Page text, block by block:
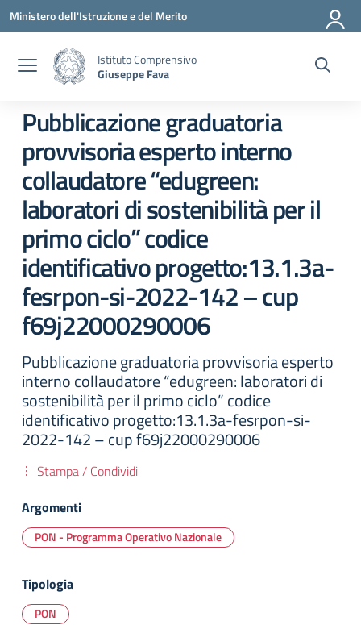
Vai ai contenuti
Vai al menu di navigazione
Vai al footer
Ministero dell'Istruzione e del Merito
Istituto Comprensivo
Giuseppe Fava
Pubblicazione graduatoria
provvisoria esperto interno
collaudatore “edugreen:
laboratori di sostenibilità per il
primo ciclo” codice
identificativo progetto:13.1.3a-
fesrpon-si-2022-142 – cup
f69j22000290006
Pubblicazione graduatoria provvisoria esperto
interno collaudatore “edugreen: laboratori di
sostenibilità per il primo ciclo” codice
identificativo progetto:13.1.3a-fesrpon-si-
2022-142 – cup f69j22000290006
Stampa / Condividi
Argomenti
PON - Programma Operativo Nazionale
Tipologia
PON